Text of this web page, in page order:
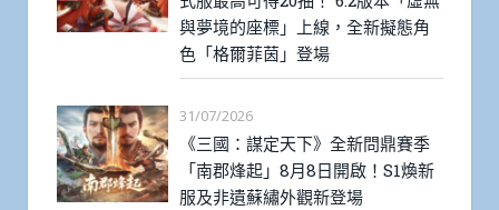
與夢境的座標」上線，全新擬態角
色「格爾菲茵」登場
31/07/2026
《三國：謀定天下》全新問鼎賽季
「南郡烽起」8月8日開啟！S1煥新
服及非遺蘇繡外觀新登場